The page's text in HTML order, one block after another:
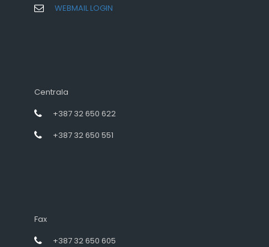
WEBMAIL LOGIN
Centrala
+387 32 650 622
+387 32 650 551
Fax
+387 32 650 605